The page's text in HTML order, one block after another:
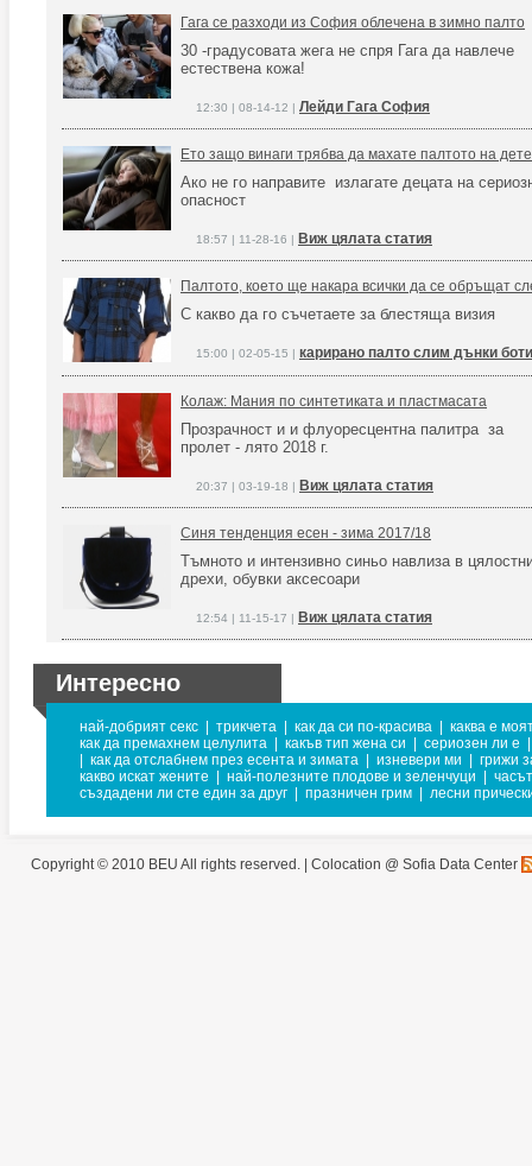
Гага се разходи из София облечена в зимно палто
30 -градусовата жега не спря Гага да навлече
естествена кожа!
12:30 | 08-14-12 | Лейди Гага София
Ето защо винаги трябва да махате палтото на
Ако не го направите излагате децата на
опасност
18:57 | 11-28-16 | Виж цялата статия
Палтото, което ще накара всички да се обръщат
С какво да го съчетаете за блестяща визия
15:00 | 02-05-15 | карирано палто слим дънки боти
Колаж: Мания по синтетиката и пластмасата
Прозрачност и и флуоресцентна палитра за
пролет - лято 2018 г.
20:37 | 03-19-18 | Виж цялата статия
Синя тенденция есен - зима 2017/18
Тъмното и интензивно синьо навлиза в
дрехи, обувки аксесоари
12:54 | 11-15-17 | Виж цялата статия
Интересно
най-добрият секс трикчета как да си по-красива
каква е
как да премахнем целулита
какъв тип жена си сериозен ли е
как да отслабнем през есента и зимата изневери ми
грижи
какво искат жените
най-полезните плодове и зеленчуци
създадени ли сте един за друг
празничен грим лесни
Copyright © 2010 BEU All rights reserved. | Colocation @ Sofia Data Center